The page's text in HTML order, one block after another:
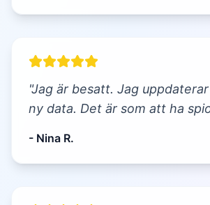
"Jag är besatt. Jag
ny data. Det är som att ha
- Nina R.